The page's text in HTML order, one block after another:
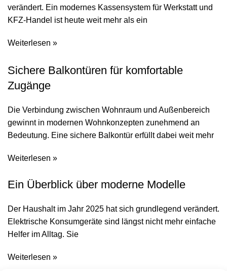
verändert. Ein modernes Kassensystem für Werkstatt und
KFZ-Handel ist heute weit mehr als ein
Weiterlesen »
Sichere Balkontüren für komfortable
Zugänge
Die Verbindung zwischen Wohnraum und Außenbereich
gewinnt in modernen Wohnkonzepten zunehmend an
Bedeutung. Eine sichere Balkontür erfüllt dabei weit mehr
Weiterlesen »
Ein Überblick über moderne Modelle
Der Haushalt im Jahr 2025 hat sich grundlegend verändert.
Elektrische Konsumgeräte sind längst nicht mehr einfache
Helfer im Alltag. Sie
Weiterlesen »